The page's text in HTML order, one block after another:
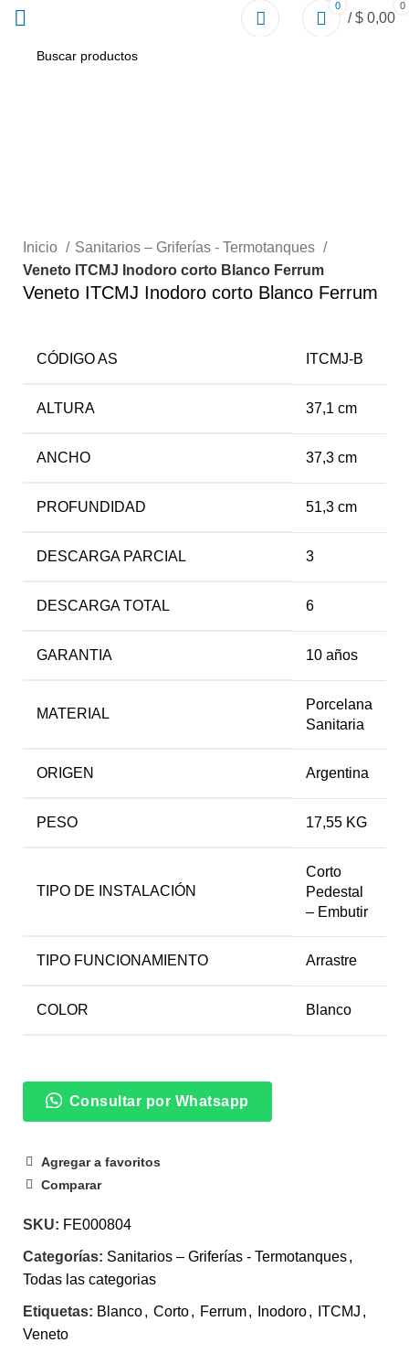
0 0
/ $ 0,00
Inicio
Sanitarios – Griferías - Termotanques
Veneto ITCMJ Inodoro corto Blanco Ferrum
Veneto ITCMJ Inodoro corto Blanco Ferrum
CÓDIGO AS ITCMJ-B
ALTURA 37,1 cm
ANCHO 37,3 cm
PROFUNDIDAD 51,3 cm
DESCARGA PARCIAL 3
DESCARGA TOTAL 6
GARANTIA 10 años
MATERIAL
Porcelana
Sanitaria
ORIGEN Argentina
PESO 17,55 KG
TIPO DE INSTALACIÓN
Corto
Pedestal
– Embutir
TIPO FUNCIONAMIENTO Arrastre
COLOR Blanco
Consultar por Whatsapp
Agregar a favoritos
Comparar
SKU: FE000804
Categorías: Sanitarios – Griferías - Termotanques,
Todas las categorias
Etiquetas: Blanco, Corto, Ferrum, Inodoro, ITCMJ ,
Veneto